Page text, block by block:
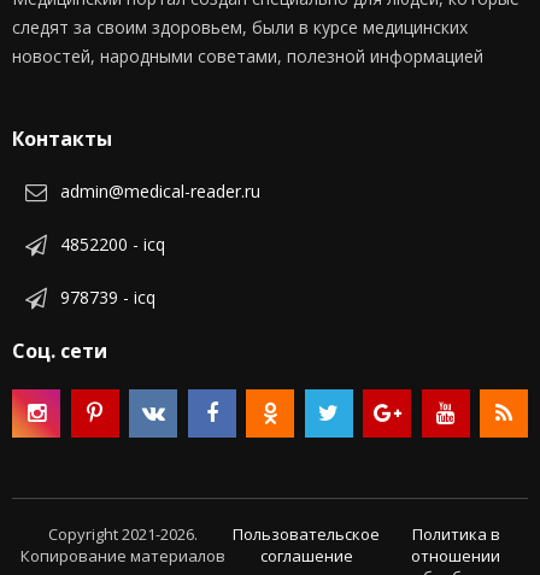
следят за своим здоровьем, были в курсе медицинских
новостей, народными советами, полезной информацией
Контакты
admin@medical-reader.ru
4852200 - icq
978739 - icq
Соц. сети
Copyright 2021-2026.
Копирование материалов
Пользовательское
соглашение
Политика в
отношении